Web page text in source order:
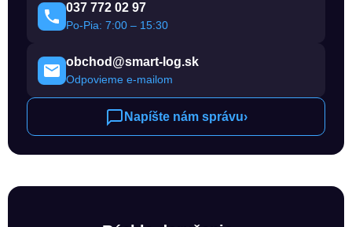
037 772 02 97
Po-Pia: 7:00 – 15:30
obchod@smart-log.sk
Odpovieme e-mailom
Napíšte nám správu›